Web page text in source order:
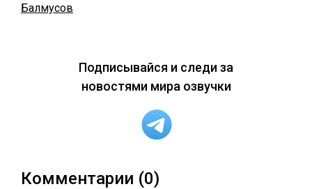
Балмусов
Подписывайся и следи за
новостями мира озвучки
Комментарии (0)